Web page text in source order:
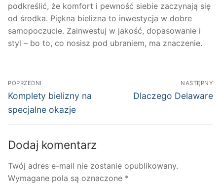
podkreślić, że komfort i pewność siebie zaczynają się
od środka. Piękna bielizna to inwestycja w dobre
samopoczucie. Zainwestuj w jakość, dopasowanie i
styl – bo to, co nosisz pod ubraniem, ma znaczenie.
Nawigacja
wpisu
POPRZEDNI
Poprzedni
wpis:
Komplety bielizny na
specjalne okazje
NASTĘPNY
Następny
Dlaczego Delaware
Dodaj komentarz
Twój adres e-mail nie zostanie opublikowany.
Wymagane pola są oznaczone *